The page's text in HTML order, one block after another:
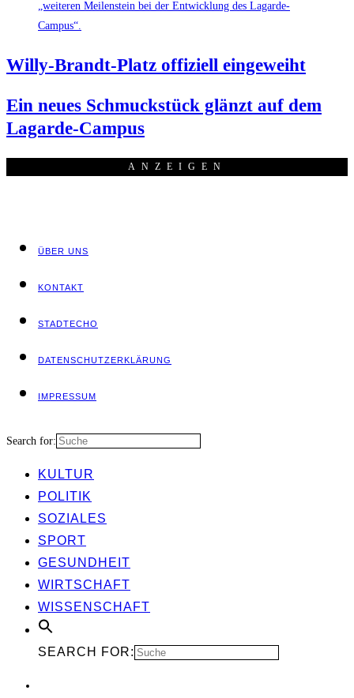
Wil­ly-Brandt-Platz offi­zi­ell eingeweiht
Ein neu­es Schmuck­stück glänzt auf dem
Lagarde-Campus
ANZEI­GEN
ÜBER UNS
KON­TAKT
STADT­ECHO
DATEN­SCHUTZ­ER­KLÄ­RUNG
IMPRES­SUM
Search for:
KUL­TUR
POLI­TIK
SOZIA­LES
SPORT
GESUND­HEIT
WIRT­SCHAFT
WIS­SEN­SCHAFT
SEARCH FOR: